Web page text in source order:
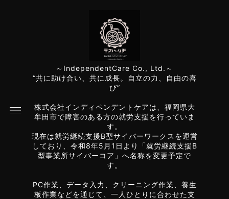
～IndependentCare Co., Ltd.～
“共に助け合い、共に成長。自立の力、自由の喜
び”
株式会社インディペンデントケアは、福岡県大
牟田市で障害のある方の就労支援を行っていま
す。
現在は就労継続支援B型サイバーワークスを運営
しており、令和8年5月1日より「就労継続支援B
型事業所サイバーコア」へ名称を変更予定で
す。
PC作業、データ入力、クリーニング作業、養生
板作業などを通じて、一人ひとりに合わせた支